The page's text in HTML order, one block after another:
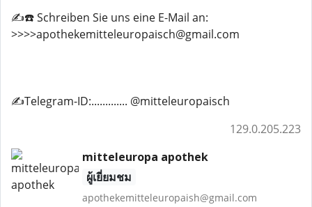
✍️☎️ Schreiben Sie uns eine E-Mail an:
>>>>apothekemitteleuropaisch@gmail.com
✍️Telegram-ID:............. @mitteleuropaisch
129.0.205.223
mitteleuropa apothek
ผู้เยี่ยมชม
apothekemitteleuropaish@gmail.com